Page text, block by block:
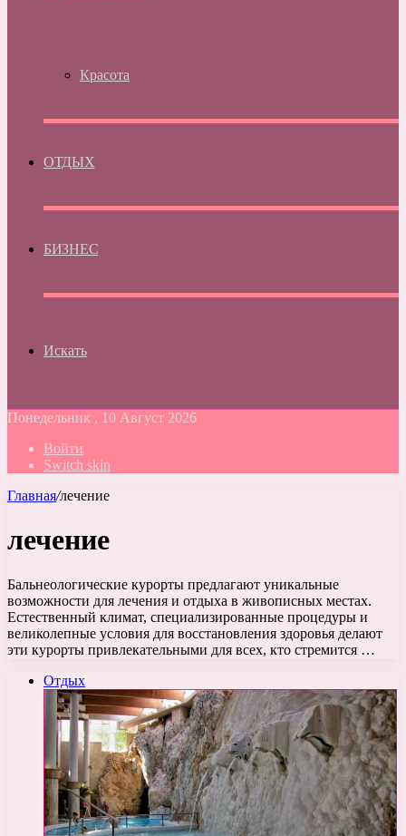
Красота
ОТДЫХ
БИЗНЕС
Искать
Понедельник , 10 Август 2026
Войти
Switch skin
Главная/лечение
лечение
Бальнеологические курорты предлагают уникальные
возможности для лечения и отдыха в живописных местах.
Естественный климат, специализированные процедуры и
великолепные условия для восстановления здоровья делают
эти курорты привлекательными для всех, кто стремится …
Отдых